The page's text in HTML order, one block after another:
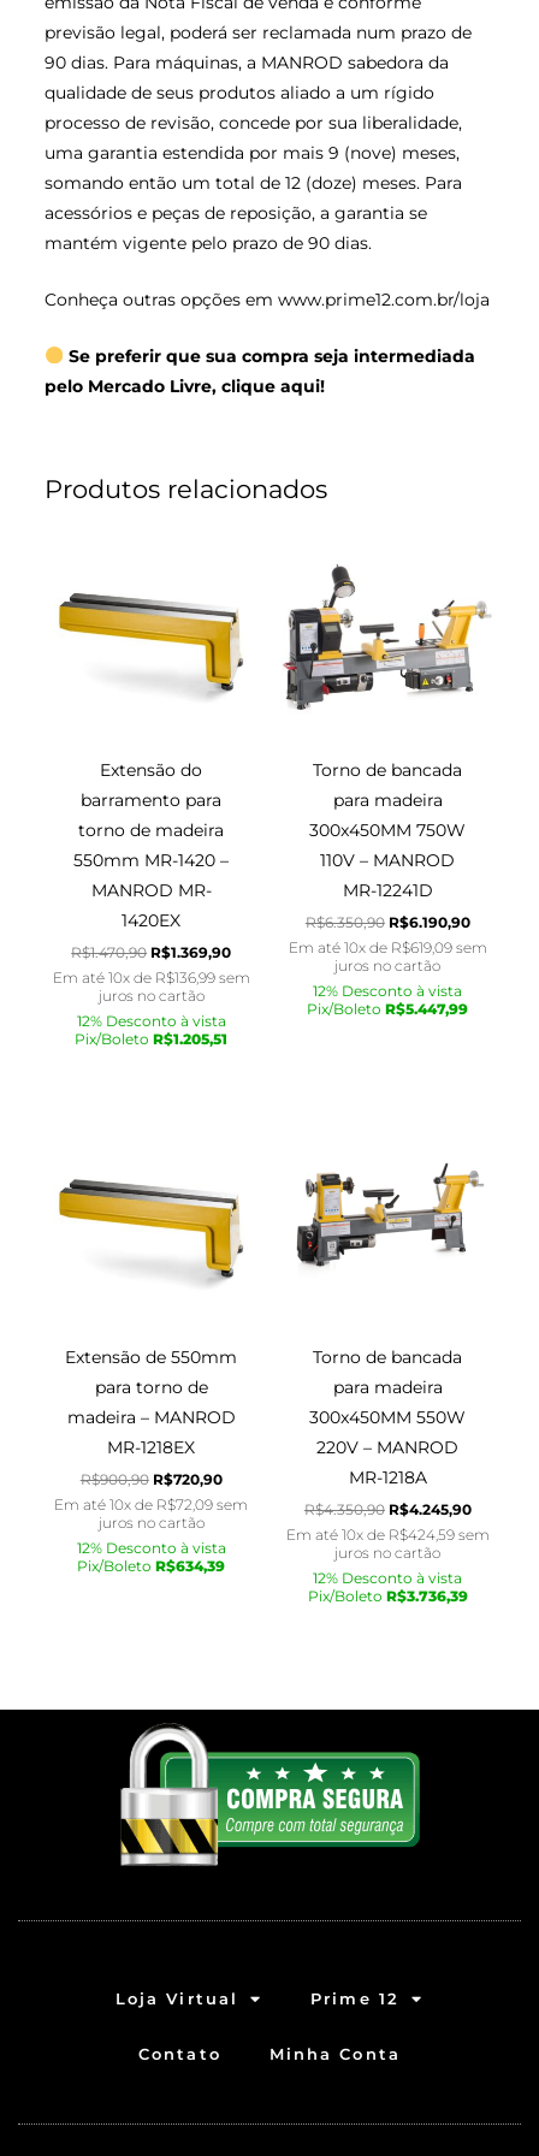
previsão legal, poderá ser reclamada num prazo de
90 dias. Para máquinas, a MANROD sabedora da
qualidade de seus produtos aliado a um rígido
processo de revisão, concede por sua liberalidade,
uma garantia estendida por mais 9 (nove) meses,
somando então um total de 12 (doze) meses. Para
acessórios e peças de reposição, a garantia se
mantém vigente pelo prazo de 90 dias.
Conheça outras opções em www.prime12.com.br/loja
Se preferir que sua compra seja intermediada
pelo Mercado Livre, clique aqui!
Produtos relacionados
Extensão do
barramento para
torno de madeira
550mm MR-1420 –
MANROD MR-
1420EX
R$1.470,90
R$1.470,90.
R$1.369,90
R$1.369,90.
Em até 10x de R$136,99 sem
juros no cartão
12% Desconto à vista
Pix/Boleto R$1.205,51
Torno de bancada
para madeira
300x450MM 750W
110V – MANROD
MR-12241D
R$6.350,90
R$6.350,90.
R$6.190,90
Em até 10x de R$619,09 sem
juros no cartão
12% Desconto à vista
Pix/Boleto R$5.447,99
Extensão de 550mm
para torno de
madeira – MANROD
MR-1218EX
R$900,90
R$900,90.
R$720,90
R$720,90.
Em até 10x de R$72,09 sem
juros no cartão
12% Desconto à vista
Pix/Boleto R$634,39
Torno de bancada
para madeira
300x450MM 550W
220V – MANROD
MR-1218A
R$4.350,90
R$4.350,90.
R$4.245,90
é:
Em até 10x de R$424,59 sem
juros no cartão
12% Desconto à vista
Pix/Boleto R$3.736,39
Loja Virtual Prime 12
Contato Minha Conta